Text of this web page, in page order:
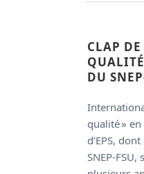
CLAP
DU
qualité »
d’EPS,